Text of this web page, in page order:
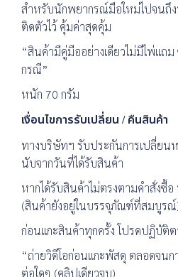
สำหรับนักพยากรณ์มือใหม่ไปจนถึ
ติดตัวไว้ คุ้มค่าสุดคุ้ม
“สินค้ามีคู่มืออย่างเดียวไม่มีไพ่แถ
กรณี”
หนัก 70 กรัม
เงื่อนไขการรับเปลี่ยน / คืนสินค้า
ทางบริษัทฯ รับประกันการเปลี่ยน
นับจากวันที่ได้รับสินค้า
หากได้รับสินค้าไม่ตรงตามคำสั่งซื้
(สินค้ายังอยู่ในบรรจุภัณฑ์ที่สมบูรณ์
ก่อนแกะสินค้าทุกครั้ง โปรดปฏิบัติ
“ถ่ายวิดีโอก่อนแกะพัสดุ ตลอดจนก
ต่อใดๆ (คลิปเดียวจบ)